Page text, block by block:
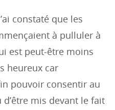
s
:
constaté que les
à pulluler à
est peut-être moins
heureux car
pouvoir consentir au
mis devant le fait